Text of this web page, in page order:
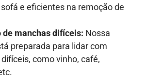
e eficientes na remoção de
de manchas difíceis: Nossa
preparada para lidar com
como vinho, café,